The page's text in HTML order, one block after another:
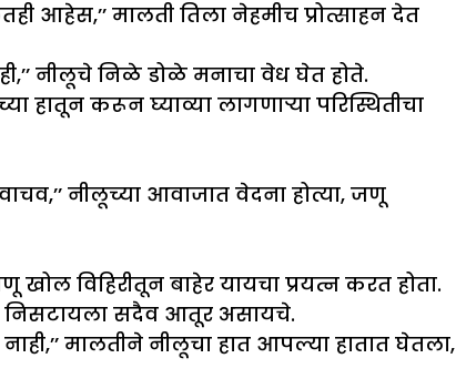
आहेस,’’ मालती तिला नेहमीच प्रोत्साहन देत
नीलूचे निळे डोळे मनाचा वेध घेत होते.
करून घ्याव्या लागणाऱ्या परिस्थितीचा
नीलूच्या आवाजात वेदना होत्या, जणू
विहिरीतून बाहेर यायचा प्रयत्न करत होता.
निसटायला सदैव आतूर असायचे.
मालतीने नीलूचा हात आपल्या हातात घेतला,